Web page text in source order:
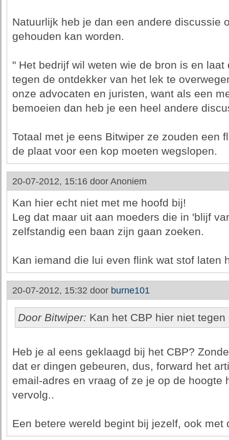
Natuurlijk heb je dan een andere discussie
gehouden kan worden.
" Het bedrijf wil weten wie de bron is en
tegen de ontdekker van het lek te
onze advocaten en juristen, want als een
bemoeien dan heb je een heel andere
Totaal met je eens Bitwiper ze zouden een
de plaat voor een kop moeten wegslopen.
20-07-2012, 15:16 door Anoniem
Kan hier echt niet met me hoofd bij!
Leg dat maar uit aan moeders die in 'blijf
zelfstandig een baan zijn gaan zoeken.
Kan iemand die lui even flink wat stof laten
20-07-2012, 15:32 door burne101
Door Bitwiper: Kan het CBP hier niet tegen
Heb je al eens geklaagd bij het CBP?
dat er dingen gebeuren, dus, forward het
email-adres en vraag of ze je op de hoogte
vervolg..
Een betere wereld begint bij jezelf, ook met